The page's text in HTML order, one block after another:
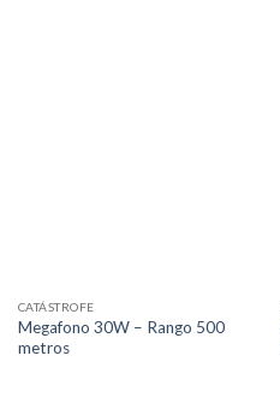
CATÁSTROFE
Megafono 30W – Rango 500
metros